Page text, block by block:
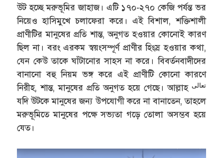
উট হচ্ছে মরুভূমির জাহাজ। এটি ১৭০-২৭০ কেজি পর্যন্ত ভর
নিয়েও হাসিমুখে চলাফেরা করে। এই বিশাল, শক্তিশালী
প্রাণীটির মানুষের প্রতি শান্ত, অনুগত হওয়ার কোনোই কারণ
ছিল না। বরং এরকম স্বয়ংসম্পূর্ণ প্রাণীর হিংস্র হওয়ার কথা,
যেন কেউ তাকে ঘাঁটানোর সাহস না করে। বিবর্তনবাদীদের
বানানো বহু নিয়ম ভঙ্গ করে এই প্রাণীটি কোনো কারণে
নিরীহ, শান্ত, মানুষের প্রতি অনুগত হয়ে গেছে। আল্লাহ تعالى
যদি উটকে মানুষের জন্য উপযোগী করে না বানাতেন, তাহলে
মরুভূমিতে মানুষের পক্ষে সভ্যতা গড়ে তোলা অসম্ভব হয়ে
যেত।